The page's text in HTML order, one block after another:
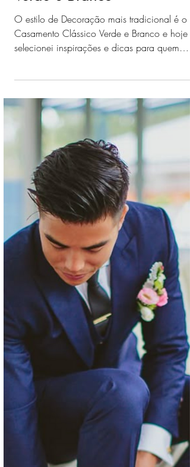
Verde e Branco
O estilo de Decoração mais tradicional é o
Casamento Clássico Verde e Branco e hoje
selecionei inspirações e dicas para quem
sonha com esse estilo elegante e sofisticado
para decoração.